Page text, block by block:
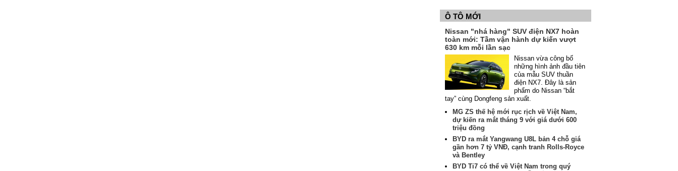
Ô TÔ MỚI
Nissan "nhá hàng" SUV điện NX7 hoàn
toàn mới: Tầm vận hành dự kiến vượt
630 km mỗi lần sạc
Nissan vừa công bố
những hình ảnh đầu tiên
của mẫu SUV thuần
điện NX7. Đây là sản
phẩm do Nissan “bắt
tay” cùng Dongfeng sản xuất.
MG ZS thế hệ mới rục rịch về Việt Nam,
dự kiến ra mắt tháng 9 với giá dưới 600
triệu đồng
BYD ra mắt Yangwang U8L bản 4 chỗ giá
gần hơn 7 tỷ VNĐ, cạnh tranh Rolls-Royce
và Bentley
BYD Ti7 có thể về Việt Nam trong quý